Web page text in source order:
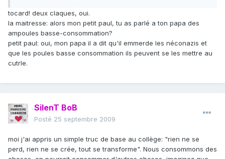
tocard! deux claques, oui.
la maitresse: alors mon petit paul, tu as parlé a ton papa des
ampoules basse-consommation?
petit paul: oui, mon papa il a dit qu'il emmerde les néconazis et
que les poules basse consommation ils peuvent se les mettre au
cutrle.
SilenT BoB
Posté 25 septembre 2009
moi j'ai appris un simple truc de base au collège: "rien ne se
perd, rien ne se crée, tout se transforme". Nous consommons des